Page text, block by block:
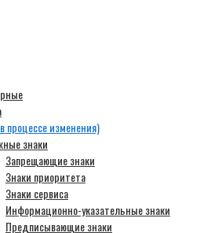
процессе изменения)
знаки
Запрещающие знаки
Знаки приоритета
Знаки сервиса
Информационно-указательные знаки
Предписывающие знаки